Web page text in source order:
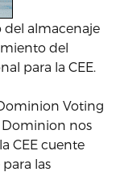
del almacenaje
del
para la CEE.
Voting
Dominion nos
CEE cuente
las